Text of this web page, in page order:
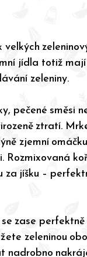
velkých
jídla totiž
zeleniny.
pečené směsi
ztratí.
zjemní
Rozmixovaná
za jíšku –
zase
zeleninou